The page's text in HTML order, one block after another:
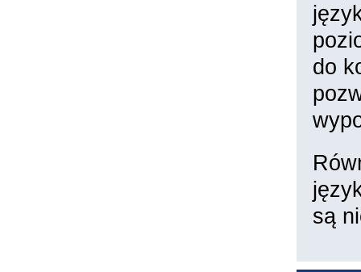
do
są